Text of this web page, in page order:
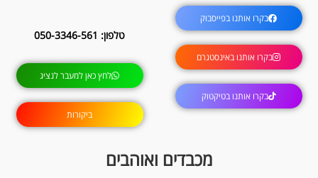
בקרו אותנו בפייסבוק
בקרו אותנו באינסטגרם
בקרו אותנו בטיקטוק
טלפון: 050-3346-561
לחץ כאן למעבר לנציג
ביקורות
מכבדים ואוהבים